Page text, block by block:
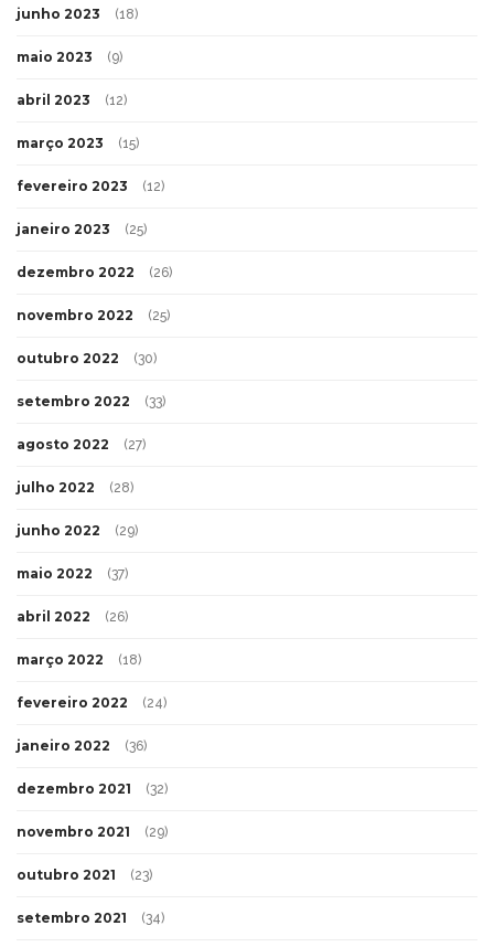
junho 2023 (18)
maio 2023 (9)
abril 2023 (12)
março 2023 (15)
fevereiro 2023 (12)
janeiro 2023 (25)
dezembro 2022 (26)
novembro 2022 (25)
outubro 2022 (30)
setembro 2022 (33)
agosto 2022 (27)
julho 2022 (28)
junho 2022 (29)
maio 2022 (37)
abril 2022 (26)
março 2022 (18)
fevereiro 2022 (24)
janeiro 2022 (36)
dezembro 2021 (32)
novembro 2021 (29)
outubro 2021 (23)
setembro 2021 (34)